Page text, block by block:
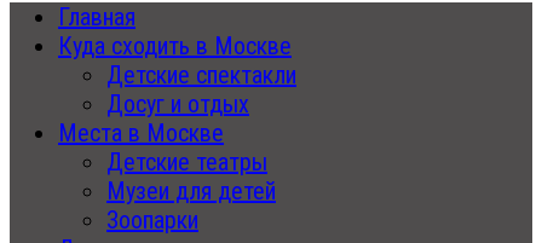
Главная
Куда сходить в Москве
Детские спектакли
Досуг и отдых
Места в Москве
Детские театры
Музеи для детей
Зоопарки